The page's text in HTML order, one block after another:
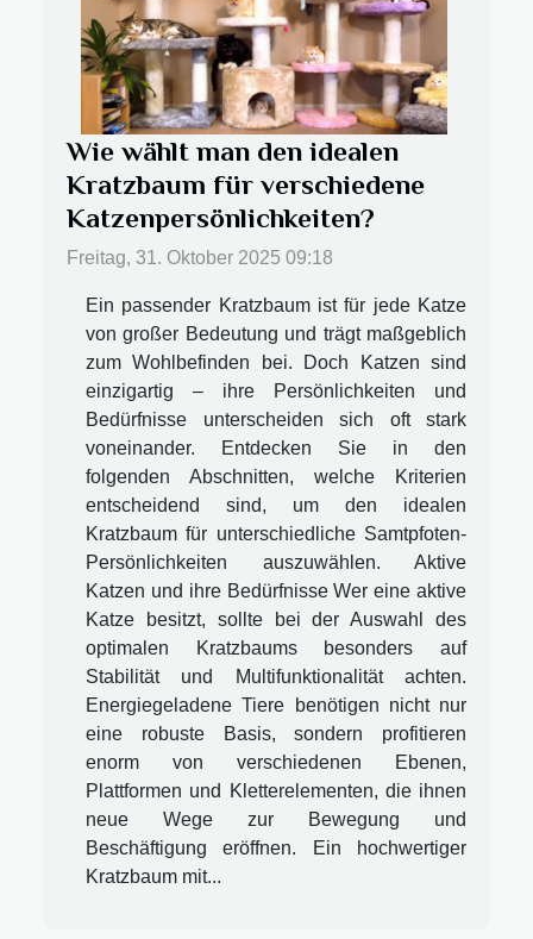
Wie wählt man den idealen
Kratzbaum für verschiedene
Katzenpersönlichkeiten?
Freitag, 31. Oktober 2025 09:18
Ein passender Kratzbaum ist für jede Katze
von großer Bedeutung und trägt maßgeblich
zum Wohlbefinden bei. Doch Katzen sind
einzigartig – ihre Persönlichkeiten und
Bedürfnisse unterscheiden sich oft stark
voneinander. Entdecken Sie in den
folgenden Abschnitten, welche Kriterien
entscheidend sind, um den idealen
Kratzbaum für unterschiedliche Samtpfoten-
Persönlichkeiten auszuwählen. Aktive
Katzen und ihre Bedürfnisse Wer eine aktive
Katze besitzt, sollte bei der Auswahl des
optimalen Kratzbaums besonders auf
Stabilität und Multifunktionalität achten.
Energiegeladene Tiere benötigen nicht nur
eine robuste Basis, sondern profitieren
enorm von verschiedenen Ebenen,
Plattformen und Kletterelementen, die ihnen
neue Wege zur Bewegung und
Beschäftigung eröffnen. Ein hochwertiger
Kratzbaum mit...